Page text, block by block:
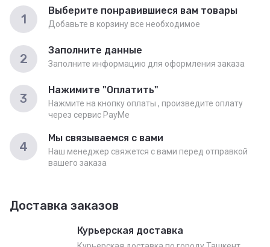
1
Выберите понравившиеся вам товары
Добавьте в корзину все необходимое
2
Заполните данные
Заполните информацию для оформления заказа
3
Нажимите "Оплатить"
Нажмите на кнопку оплаты , произведите оплату
через сервис PayMe
4
Мы связываемся с вами
Наш менеджер свяжется с вами перед отправкой
вашего заказа
Доставка заказов
Курьерская доставка